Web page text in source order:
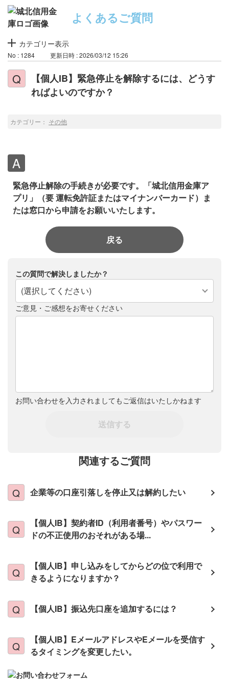
よくあるご質問
カテゴリー表示
No : 1284 更新日時 : 2026/03/12 15:26
【個人IB】緊急停止を解除するには、どうす
ればよいのですか？
カテゴリー： その他
緊急停止解除の手続きが必要です。「城北信用金庫ア
プリ」（要 運転免許証またはマイナンバーカード）ま
たは窓口から申請をお願いいたします。
戻る
この質問で解決しましたか？
(選択してください)
ご意見・ご感想をお寄せください
お問い合わせを入力されましてもご返信はいたしかねます
送信する
関連するご質問
企業等の口座引落しを停止又は解約したい
【個人IB】契約者ID（利用者番号）やパスワー
ドの不正使用のおそれがある場...
【個人IB】申し込みをしてからどの位で利用で
きるようになりますか？
【個人IB】振込先口座を追加するには？
【個人IB】EメールアドレスやEメールを受信す
るタイミングを変更したい。